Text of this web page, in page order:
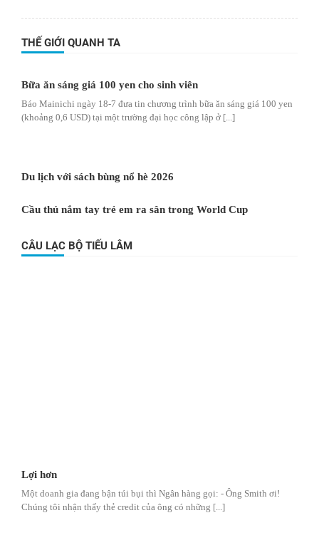
THẾ GIỚI QUANH TA
Bữa ăn sáng giá 100 yen cho sinh viên
Báo Mainichi ngày 18-7 đưa tin chương trình bữa ăn sáng giá 100 yen
(khoảng 0,6 USD) tại một trường đại học công lập ở [...]
Du lịch với sách bùng nổ hè 2026
Cầu thủ nắm tay trẻ em ra sân trong World Cup
CÂU LẠC BỘ TIẾU LÂM
Lợi hơn
Một doanh gia đang bận túi bụi thì Ngân hàng gọi: - Ông Smith ơi!
Chúng tôi nhận thấy thẻ credit của ông có những [...]